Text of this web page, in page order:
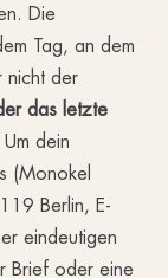
Die
Tag, an dem
nicht der
das letzte
dein
(Monokel
Berlin, E-
eindeutigen
Brief oder eine